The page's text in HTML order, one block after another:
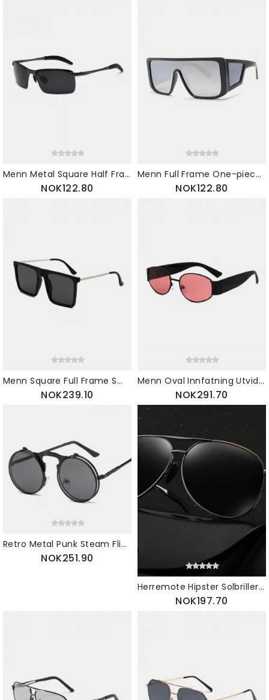
Menn Metal Square Half Frame Smart Fargeskiftende Polariserte Anti-uv Solbriller
NOK122.80
Menn Full Frame One-piece Linse Vindtett Uv-beskyttelse Mote Solbriller
NOK122.80
Menn Square Full Frame Smal Side Uv-beskyttelse Enkel Mote Solbriller
NOK239.10
Menn Oval Innfatning Utvidede Briller Ben Uv-beskyttelse Mote Solbriller
NOK291.70
Retro Metal Punk Steam Flip Solbriller Hipster
NOK251.90
Herremote Hipster Solbriller Vårben Fargeskiftende
NOK197.70